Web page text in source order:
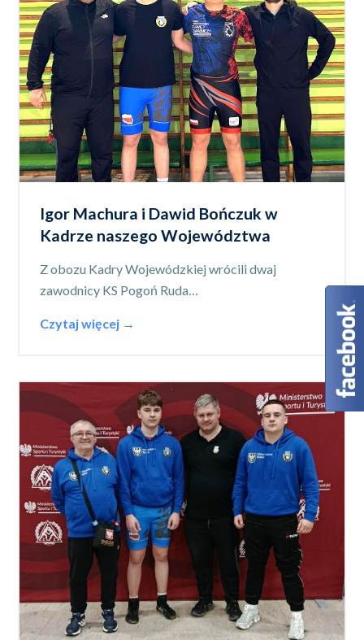
Igor Machura i Dawid Bończuk w
Kadrze naszego Województwa
Z obozu Kadry Wojewódzkiej wrócili dwaj
zawodnicy KS Pogoń Ruda…
Czytaj więcej →